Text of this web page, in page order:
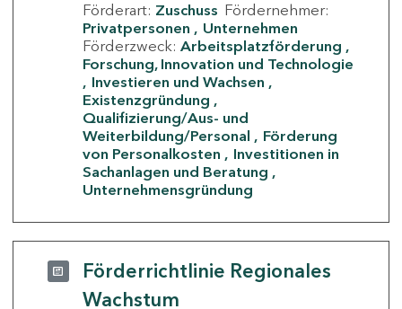
Förderart: Zuschuss Fördernehmer:
Privatpersonen
Unternehmen
Förderzweck: Arbeitsplatzförderung
Forschung, Innovation und Technologie
Investieren und Wachsen
Existenzgründung
Qualifizierung/Aus- und
Weiterbildung/Personal
Förderung
von Personalkosten
Investitionen in
Sachanlagen und Beratung
Unternehmensgründung
Förderrichtlinie Regionales
Wachstum